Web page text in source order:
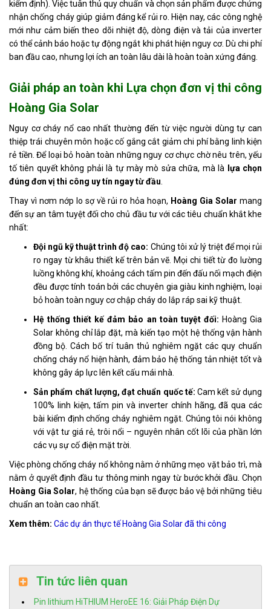
kiểm định). Việc tuân thủ quy chuẩn và chọn sản phẩm được chứng
nhận chống cháy giúp giảm đáng kể rủi ro. Hiện nay, các công nghệ
mới như cảm biến theo dõi nhiệt độ, dòng điện và tải của inverter
có thể cảnh báo hoặc tự động ngắt khi phát hiện nguy cơ. Dù chi phí
ban đầu cao, nhưng lợi ích an toàn lâu dài là hoàn toàn xứng đáng.
Giải pháp an toàn khi Lựa chọn đơn vị thi công
Hoàng Gia Solar
Nguy cơ cháy nổ cao nhất thường đến từ việc người dùng tự can
thiệp trái chuyên môn hoặc cố gắng cắt giảm chi phí bằng linh kiện
rẻ tiền. Để loại bỏ hoàn toàn những nguy cơ chực chờ nêu trên, yếu
tố tiên quyết không phải là tự mày mò sửa chữa, mà là
lựa chọn
đúng đơn vị thi công uy tín ngay từ đầu
Thay vì nơm nớp lo sợ về rủi ro hỏa hoạn, Hoàng Gia Solar mang
đến sự an tâm tuyệt đối cho chủ đầu tư với các tiêu chuẩn khắt khe
nhất:
Đội ngũ kỹ thuật trình độ cao: Chúng tôi xử lý triệt để mọi rủi
ro ngay từ khâu thiết kế trên bản vẽ. Mọi chi tiết từ đo lường
luồng không khí, khoảng cách tấm pin đến đấu nối mạch điện
đều được tính toán bởi các chuyên gia giàu kinh nghiệm, loại
bỏ hoàn toàn nguy cơ chập cháy do lắp ráp sai kỹ thuật.
Hệ thống thiết kế đảm bảo an toàn tuyệt đối: Hoàng Gia
Solar không chỉ lắp đặt, mà kiến tạo một hệ thống vận hành
đồng bộ. Cách bố trí tuân thủ nghiêm ngặt các quy chuẩn
chống cháy nổ hiện hành, đảm bảo hệ thống tản nhiệt tốt và
không gây áp lực lên kết cấu mái nhà.
Sản phẩm chất lượng, đạt chuẩn quốc tế: Cam kết sử dụng
100% linh kiện, tấm pin và inverter chính hãng, đã qua các
bài kiểm định chống cháy nghiêm ngặt. Chúng tôi nói không
với vật tư giá rẻ, trôi nổi – nguyên nhân cốt lõi của phần lớn
các vụ sự cố điện mặt trời.
Việc phòng chống cháy nổ không nằm ở những mẹo vặt bảo trì, mà
nằm ở quyết định đầu tư thông minh ngay từ bước khởi đầu. Chọn
Hoàng Gia Solar, hệ thống của bạn sẽ được bảo vệ bởi những tiêu
chuẩn an toàn cao nhất.
Xem thêm: Các dự án thực tế Hoàng Gia Solar đã thi công
Tin tức liên quan
Pin lithium HiTHIUM HeroEE 16: Giải Pháp Điện Dự